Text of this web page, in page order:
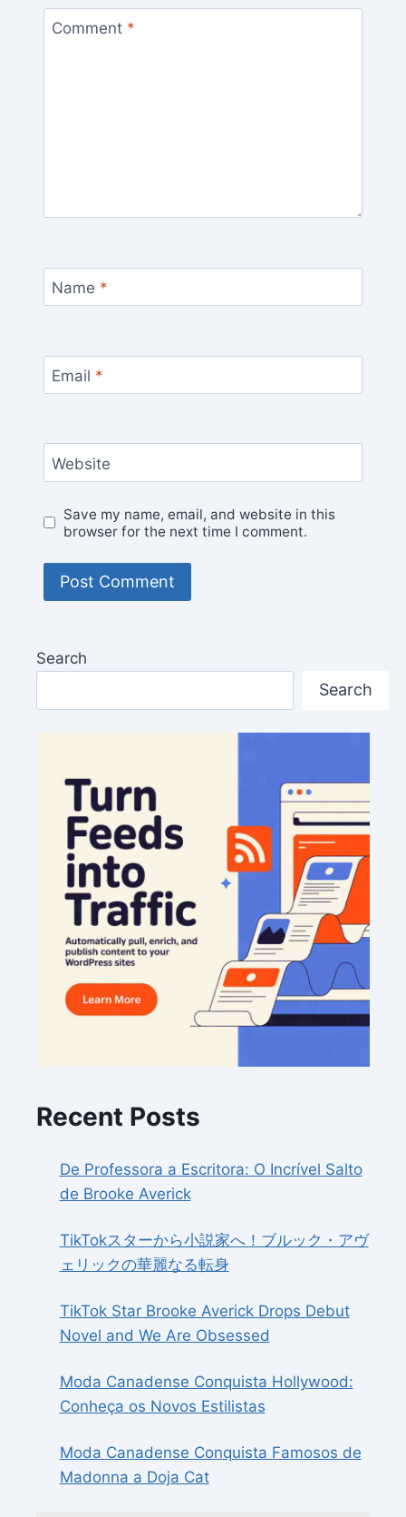
Comment *
Name *
Email *
Website
Save my name, email, and website in this
browser for the next time I comment.
Search
Search
Recent Posts
De Professora a Escritora: O Incrível Salto
de Brooke Averick
TikTokスターから小説家へ！ブルック・アヴ
ェリックの華麗なる転身
TikTok Star Brooke Averick Drops Debut
Novel and We Are Obsessed
Moda Canadense Conquista Hollywood:
Conheça os Novos Estilistas
Moda Canadense Conquista Famosos de
Madonna a Doja Cat